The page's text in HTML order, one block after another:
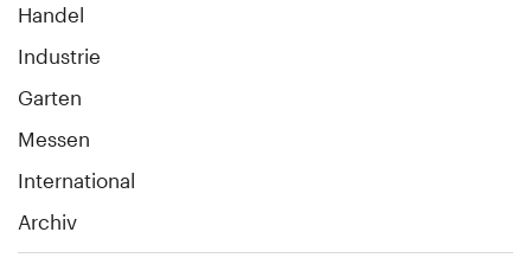
Handel
Industrie
Garten
Messen
International
Archiv